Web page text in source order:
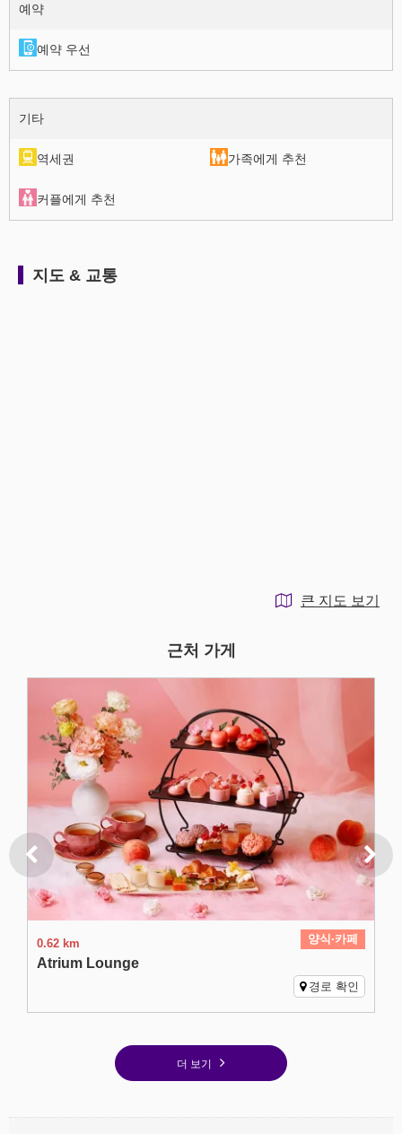
예약
예약 우선
기타
역세권 가족에게 추천
커플에게 추천
지도 & 교통
큰 지도 보기
근처 가게
0.62 km 양식·카페
Atrium Lounge
경로 확인
더 보기